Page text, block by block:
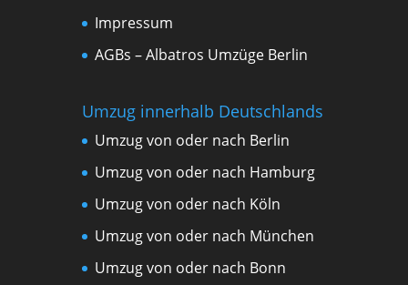
Impressum
AGBs – Albatros Umzüge Berlin
Umzug innerhalb Deutschlands
Umzug von oder nach Berlin
Umzug von oder nach Hamburg
Umzug von oder nach Köln
Umzug von oder nach München
Umzug von oder nach Bonn